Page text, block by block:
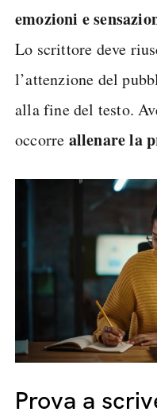
emozioni e
Lo scrittore deve
l’attenzione del
alla fine del testo.
occorre allenare la
Prova a